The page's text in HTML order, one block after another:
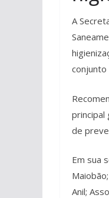
A
principal
de
Em sua
Anil;